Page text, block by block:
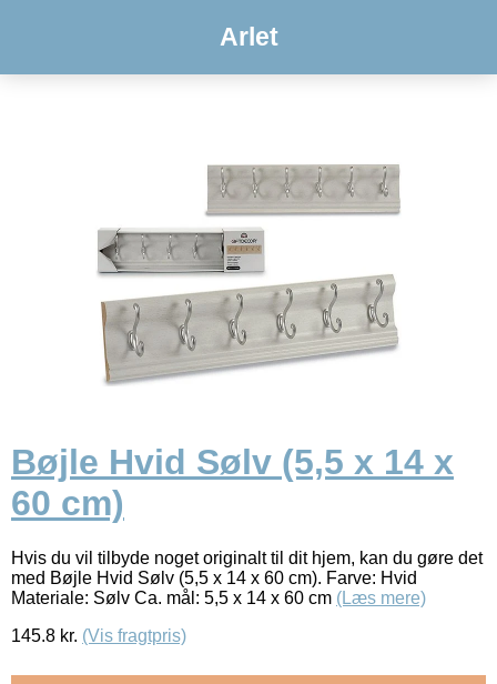
Arlet
Bøjle Hvid Sølv (5,5 x 14 x
60 cm)
Hvis du vil tilbyde noget originalt til dit hjem, kan du gøre det
med Bøjle Hvid Sølv (5,5 x 14 x 60 cm). Farve: Hvid
Materiale: Sølv Ca. mål: 5,5 x 14 x 60 cm (Læs mere)
145.8 kr. (Vis fragtpris)